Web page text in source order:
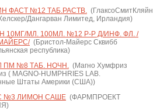
ФАСТ №12 ТАБ.РАСТВ.(ГлаксоСмитКляйн
Дангарван Лимитед, Ирландия)
10МГ/МЛ. 100МЛ. №12 Р-Р Д/ИНФ. ФЛ. /
(Бристол-Майерс Сквибб
республика)
ПМ №8 ТАБ. НОЧН.(Магно Хумфриз
( MAGNO-HUMPHRIES LAB.
Штаты Америки (США))
№3 ЛИМОН САШЕ(ФАРМПРОЕКТ